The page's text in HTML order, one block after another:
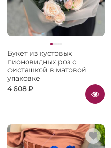
Букет из кустовых
пионовидных роз с
фисташкой в матовой
упаковке
4 608 ₽